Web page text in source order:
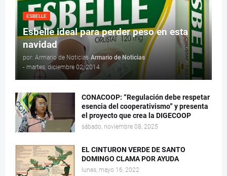
ESBELLE
Esbelle ideal para perder peso en esta
navidad
por: Armario de Noticias Armario de Noticias
- martes, diciembre 02, 2014
CONACOOP: “Regulación debe respetar
esencia del cooperativismo” y presenta
el proyecto que crea la DIGECOOP
sábado, noviembre 08, 2025
EL CINTURON VERDE DE SANTO
DOMINGO CLAMA POR AYUDA
lunes, mayo 16, 2022